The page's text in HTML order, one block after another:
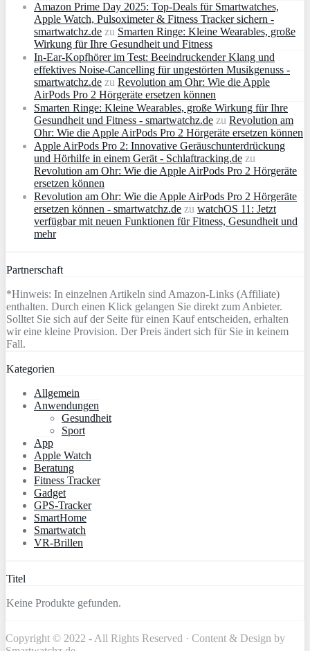
Amazon Prime Day 2025: Top-Deals für Smartwatches,
Apple Watch, Pulsoximeter & Fitness Tracker sichern -
smartwatchz.de zu Smarten Ringe: Kleine Wearables, große
Wirkung für Ihre Gesundheit und Fitness
In-Ear-Kopfhörer im Test: Beeindruckender Klang und
effektives Noise-Cancelling für ungestörten Musikgenuss -
smartwatchz.de zu Revolution am Ohr: Wie die Apple
AirPods Pro 2 Hörgeräte ersetzen können
Smarten Ringe: Kleine Wearables, große Wirkung für Ihre
Gesundheit und Fitness - smartwatchz.de zu Revolution am
Ohr: Wie die Apple AirPods Pro 2 Hörgeräte ersetzen können
Apple AirPods Pro 2: Innovative Geräuschunterdrückung
und Hörhilfe in einem Gerät - Schlaftracking.de zu
Revolution am Ohr: Wie die Apple AirPods Pro 2 Hörgeräte
ersetzen können
Revolution am Ohr: Wie die Apple AirPods Pro 2 Hörgeräte
ersetzen können - smartwatchz.de zu watchOS 11: Jetzt
verfügbar mit neuen Funktionen für Fitness, Gesundheit und
mehr
Partnerschaft
*Hinweis: In einzelnen Artikeln sind Amazon-Links (Affiliate)
enthalten. Durch einen Klick gelangen Sie direkt zum Anbieter.
Solltet Sie sich auf der Seite für einen Kauf entscheiden, erhalten
wir eine kleine Provision. Der Preis ändert sich für Sie in keinem
Fall.
Kategorien
Allgemein
Anwendungen
Gesundheit
Sport
App
Apple Watch
Beratung
Fitness Tracker
Gadget
GPS-Tracker
SmartHome
Smartwatch
VR-Brillen
Titel
Keine Produkte gefunden.
Copyright © 2022 - All Rights Reserved · Content & Design by